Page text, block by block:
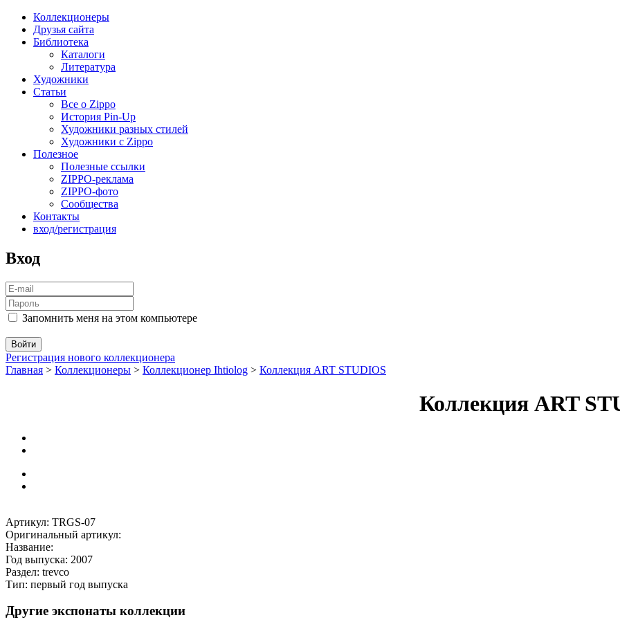
Коллекционеры
Друзья сайта
Библиотека
Каталоги
Литература
Художники
Статьи
Все о Zippo
История Pin-Up
Художники разных стилей
Художники с Zippo
Полезное
Полезные ссылки
ZIPPO-реклама
ZIPPO-фото
Сообщества
Контакты
вход/регистрация
Вход
Запомнить меня на этом компьютере
Регистрация нового коллекционера
Главная > Коллекционеры > Коллекционер Ihtiolog > Коллекция ART STUDIOS
Коллекция ART
Артикул: TRGS-07
Оригинальный артикул:
Название:
Год выпуска: 2007
Раздел: trevco
Тип: первый год выпуска
Другие экспонаты коллекции